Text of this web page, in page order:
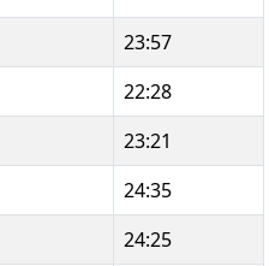
23:57
22:28
23:21
24:35
24:25